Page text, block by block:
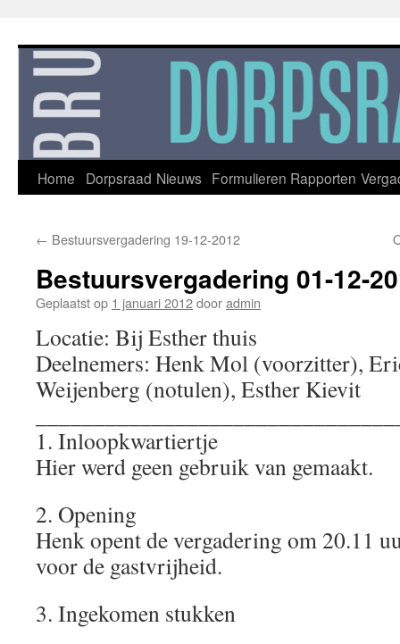
inhoud
Home Dorpsraad Nieuws Formulieren Rapporten
← Bestuursvergadering 19-12-2012
Bestuursvergadering 01-12-
Geplaatst op 1 januari 2012dooradmin
Locatie: Bij Esther thuis
Deelnemers: Henk Mol (voorzitter),
Weijenberg (notulen), Esther Kievit
1. Inloopkwartiertje
Hier werd geen gebruik van gemaakt.
2. Opening
Henk opent de vergadering om 20.11
voor de gastvrijheid.
3. Ingekomen stukken